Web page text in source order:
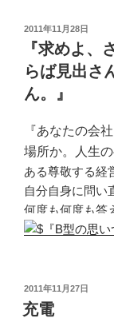
投
2011年11月28日
『求めよ、
らば見出さ
ん。』
『あなたの会
場所か。人生
ある尊敬する経
自分自身に問い
何度も何度も答
投
稿
日:
2011年11月27日
充電